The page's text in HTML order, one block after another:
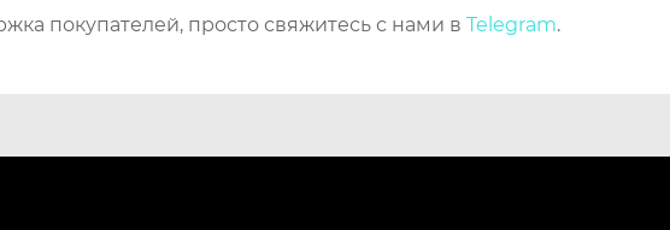
покупателей, просто свяжитесь с нами в Telegram.